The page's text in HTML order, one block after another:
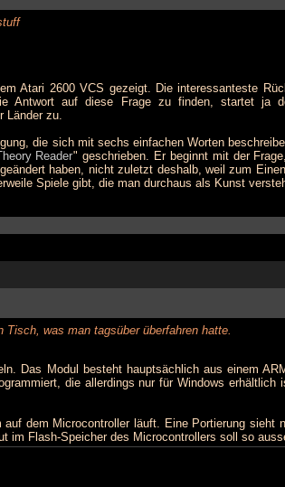
Atari 2600 VCS gezeigt. Die interessanteste
Antwort auf diese Frage zu finden, startet ja
Länder zu.
die sich mit sechs einfachen Worten
Reader" geschrieben. Er beginnt mit der
haben, nicht zuletzt deshalb, weil zum
Spiele gibt, die man durchaus als Kunst
was man tagsüber überfahren hatte.
Das Modul besteht hauptsächlich aus einem
die allerdings nur für Windows
dem Microcontroller läuft. Eine Portierung
im Flash-Speicher des Microcontrollers soll so